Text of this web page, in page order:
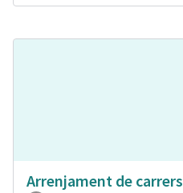
Arrenjament de carrers